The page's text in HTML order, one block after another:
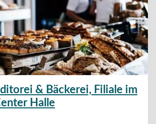
& Bäckerei, Filiale im
Halle